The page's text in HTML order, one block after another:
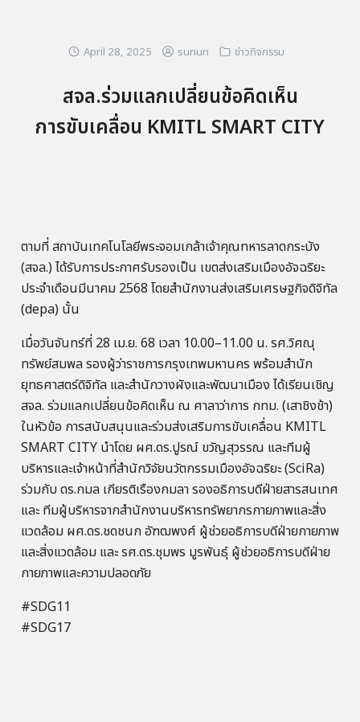
April 28, 2025 sunun ข่าวกิจกรรม
สจล.ร่วมแลกเปลี่ยนข้อคิดเห็น
การขับเคลื่อน KMITL SMART CITY
ตามที่ สถาบันเทคโนโลยีพระจอมเกล้าเจ้าคุณทหารลาดกระบัง
(สจล.) ได้รับการประกาศรับรองเป็น เขตส่งเสริมเมืองอัจฉริยะ
ประจำเดือนมีนาคม 2568 โดยสำนักงานส่งเสริมเศรษฐกิจดิจิทัล
(depa) นั้น
เมื่อวันจันทร์ที่ 28 เม.ย. 68 เวลา 10.00–11.00 น. รศ.วิศณุ
ทรัพย์สมพล รองผู้ว่าราชการกรุงเทพมหานคร พร้อมสำนัก
ยุทธศาสตร์ดิจิทัล และสำนักวางผังและพัฒนาเมือง ได้เรียนเชิญ
สจล. ร่วมแลกเปลี่ยนข้อคิดเห็น ณ ศาลาว่าการ กทม. (เสาชิงช้า)
ในหัวข้อ การสนับสนุนและร่วมส่งเสริมการขับเคลื่อน KMITL
SMART CITY นำโดย ผศ.ดร.ปูรณ์ ขวัญสุวรรณ และทีมผู้
บริหารและเจ้าหน้าที่สำนักวิจัยนวัตกรรมเมืองอัจฉริยะ (SciRa)
ร่วมกับ ดร.กมล เกียรติเรืองกมลา รองอธิการบดีฝ่ายสารสนเทศ
และ ทีมผู้บริหารจากสำนักงานบริหารทรัพยากรกายภาพและสิ่ง
แวดล้อม ผศ.ดร.ชดชนก อัฑฒพงศ์ ผู้ช่วยอธิการบดีฝ่ายกายภาพ
และสิ่งแวดล้อม และ รศ.ดร.ชุมพร มูรพันธุ์ ผู้ช่วยอธิการบดีฝ่าย
กายภาพและความปลอดภัย
#SDG11
#SDG17